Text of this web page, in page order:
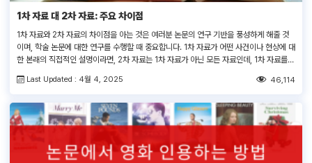
1차 자료 대 2차 자료: 주요 차이점
1차 자료와 2차 자료의 차이점을 아는 것은 여러분 논문의 연구 기반을 풍성하게 해줄 것
이며, 학술 논문에 대한 연구를 수행할 때 중요합니다. 1차 자료가 어떤 사건이나 현상에 대
한 본래의 직접적인 설명이라면, 2차 자료는 1차 자료가 아닌 모든 자료인데, 1차 자료를
와 2차 자료의 […]
Last Updated : 4월 4, 2025 46,114